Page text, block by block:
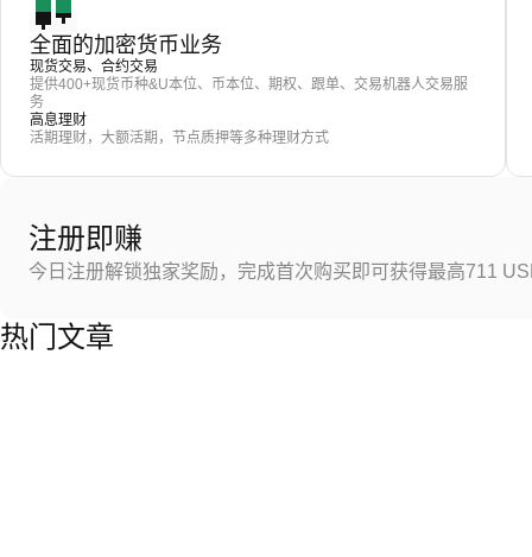
全面的加密货币业务
现货交易、合约交易
提供400+现货币种&U本位、币本位、期权、跟单、交易机器人交易服
务
高息理财
活期理财，大额活期，节点质押等多种理财方式
注册即赚
今日注册解锁独家奖励，完成首次购买即可获得最高711
热门文章